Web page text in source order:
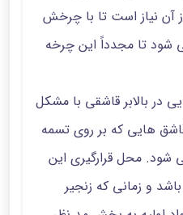
آن نیاز است تا با چرخش
شود تا مجدداً این چرخه
در بالابر قاشقی با مشکل
هایی که بر روی تسمه
شود. محل قرارگیری این
و زمانی که زنجیر